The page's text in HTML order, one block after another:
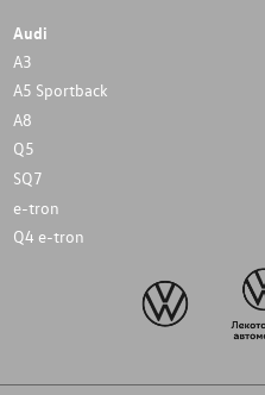
Audi
A3
A5 Sportback
A8
Q5
SQ7
e-tron
Q4 e-tron